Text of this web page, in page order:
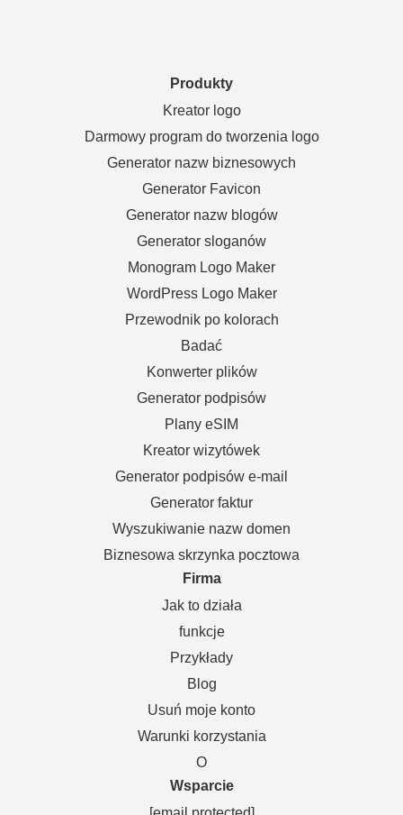
Produkty
Kreator logo
Darmowy program do tworzenia logo
Generator nazw biznesowych
Generator Favicon
Generator nazw blogów
Generator sloganów
Monogram Logo Maker
WordPress Logo Maker
Przewodnik po kolorach
Badać
Konwerter plików
Generator podpisów
Plany eSIM
Kreator wizytówek
Generator podpisów e-mail
Generator faktur
Wyszukiwanie nazw domen
Biznesowa skrzynka pocztowa
Firma
Jak to działa
funkcje
Przykłady
Blog
Usuń moje konto
Warunki korzystania
O
Wsparcie